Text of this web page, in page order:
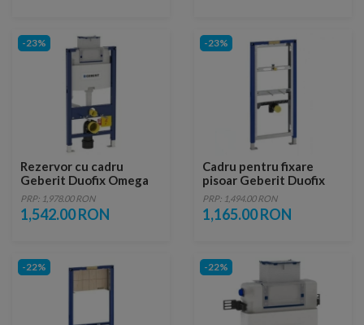
-23%
Rezervor cu cadru
Geberit Duofix Omega
50x12xH98 cm
PRP: 1,978.00 RON
1,542.00 RON
-23%
Cadru pentru fixare
pisoar Geberit Duofix
PRP: 1,494.00 RON
1,165.00 RON
-22% -22%